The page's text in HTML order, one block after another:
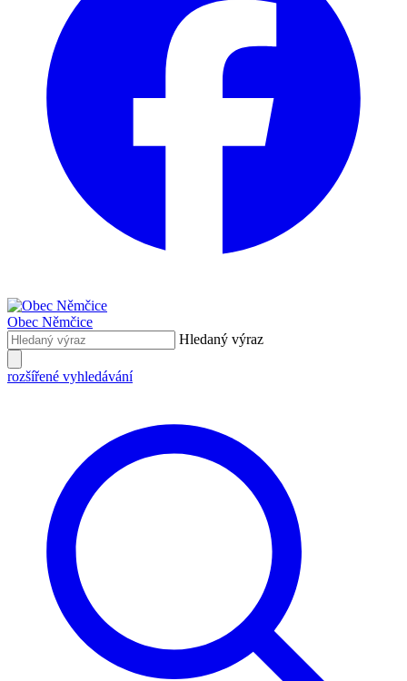
Obec Němčice
Hledaný výraz
rozšířené vyhledávání